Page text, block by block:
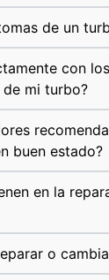
de un
con
mi turbo?
buen estado?
en la
o